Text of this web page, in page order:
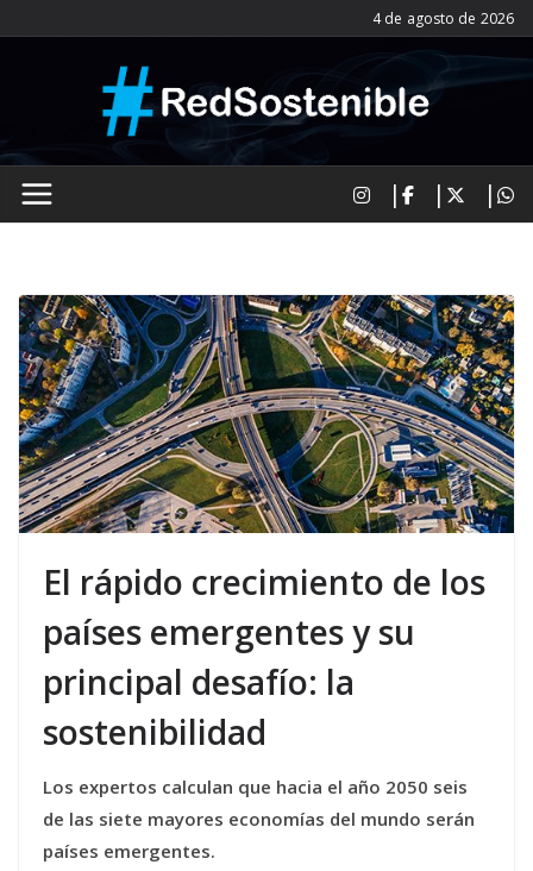
al
4 de agosto de 2026
El rápido crecimiento de los
países emergentes y su
principal desafío: la
sostenibilidad
Los expertos calculan que hacia el año 2050 seis
de las siete mayores economías del mundo serán
países emergentes.